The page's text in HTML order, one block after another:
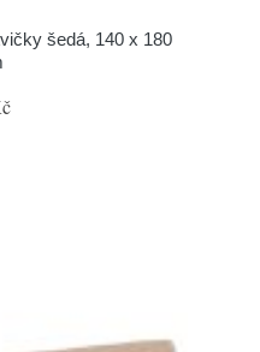
šedá, 140 x 180